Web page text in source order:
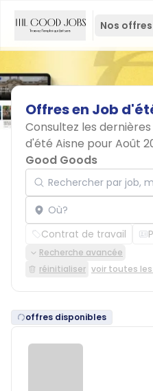
Nos
Offresen Job
Consultez les
d'été Aisne pour Août
Good Goods
Rechercher par job,
Localisation
Contrat de travail
Recherche avancée
réinitialiser voir toutes
offres disponibles